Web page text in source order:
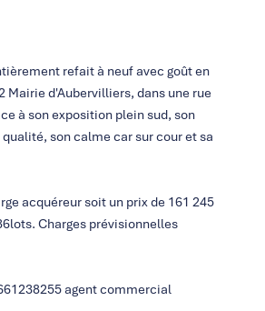
refait à neuf avec goût en
Mairie d'Aubervilliers, dans une rue
à son exposition plein sud, son
son calme car sur cour et sa
acquéreur soit un prix de 161 245
Charges prévisionnelles
agent commercial